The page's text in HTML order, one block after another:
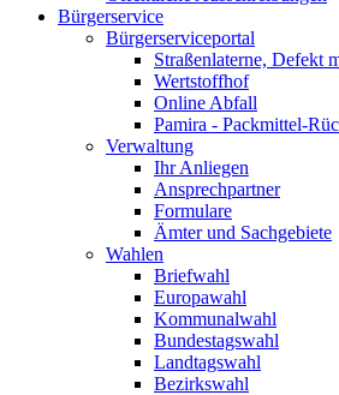
Bürgerservice
Bürgerserviceportal
Straßenlaterne, Defekt
Wertstoffhof
Online Abfall
Pamira - Packmittel-
Verwaltung
Ihr Anliegen
Ansprechpartner
Formulare
Ämter und Sachgebiete
Wahlen
Briefwahl
Europawahl
Kommunalwahl
Bundestagswahl
Landtagswahl
Bezirkswahl